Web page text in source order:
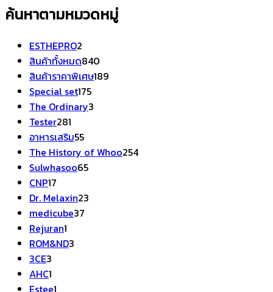
ค้นหาตามหมวดหมู่
ESTHEPRO2
สินค้า
สินค้าทั้งหมด840
สินค้า
สินค้าราคาพิเศษ189189
Special set175175
สินค้า
The Ordinary3
Tester281
สินค้า
อาหารเสริม5555
สินค้า
The History of Whoo254254
Sulwhasoo6565
CNP17
สินค้า
Dr. Melaxin23
medicube37
Rejuran1
สินค้า
ROM&ND3
3CE3
AHC1
สินค้า